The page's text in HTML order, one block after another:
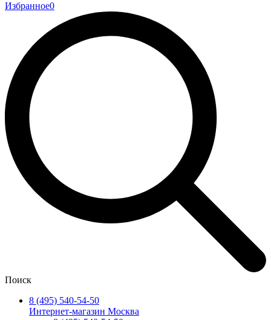
Избранное0
Поиск
8 (495) 540-54-50
Интернет-магазин Москва